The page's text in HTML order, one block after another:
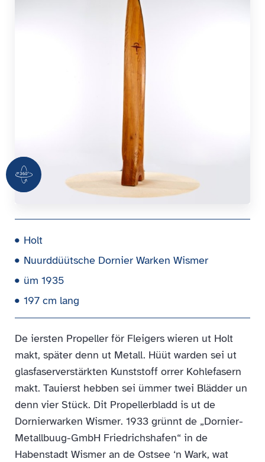
360 Grad Ansicht
Holt
Nuurddüütsche Dornier Warken Wismer
üm 1935
197 cm lang
De iersten Propeller för Fleigers wieren ut Holt
makt, später denn ut Metall. Hüüt warden sei ut
glasfaserverstärkten Kunststoff orrer Kohlefasern
makt. Tauierst hebben sei ümmer twei Blädder un
denn vier Stück. Dit Propellerbladd is ut de
Dornierwarken Wismer. 1933 grünnt de „Dornier-
Metallbuug-GmbH Friedrichshafen“ in de
Habenstadt Wismer an de Ostsee ‘n Wark, wat